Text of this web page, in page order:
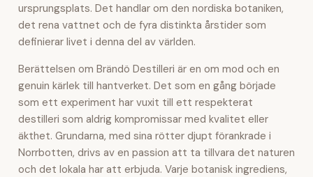
ursprungsplats. Det handlar om den nordiska botaniken,
det rena vattnet och de fyra distinkta årstider som
definierar livet i denna del av världen.
Berättelsen om Brändö Destilleri är en om mod och en
genuin kärlek till hantverket. Det som en gång började
som ett experiment har vuxit till ett respekterat
destilleri som aldrig kompromissar med kvalitet eller
äkthet. Grundarna, med sina rötter djupt förankrade i
Norrbotten, drivs av en passion att ta tillvara det naturen
och det lokala har att erbjuda. Varje botanisk ingrediens,